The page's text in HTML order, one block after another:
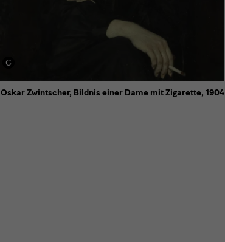
Oskar Zwintscher, Bildnis einer Dame mit Zigarette, 1904